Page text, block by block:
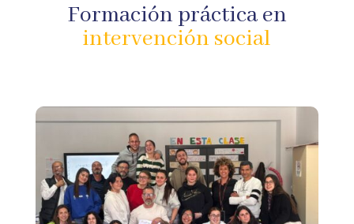
Formación práctica en
intervención social